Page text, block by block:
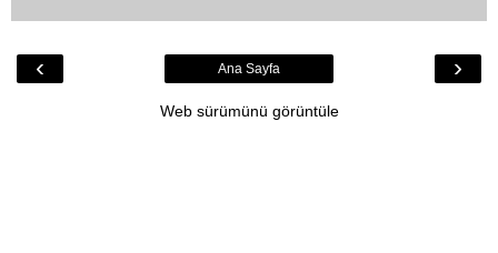
‹ ›
Ana Sayfa
Web sürümünü görüntüle